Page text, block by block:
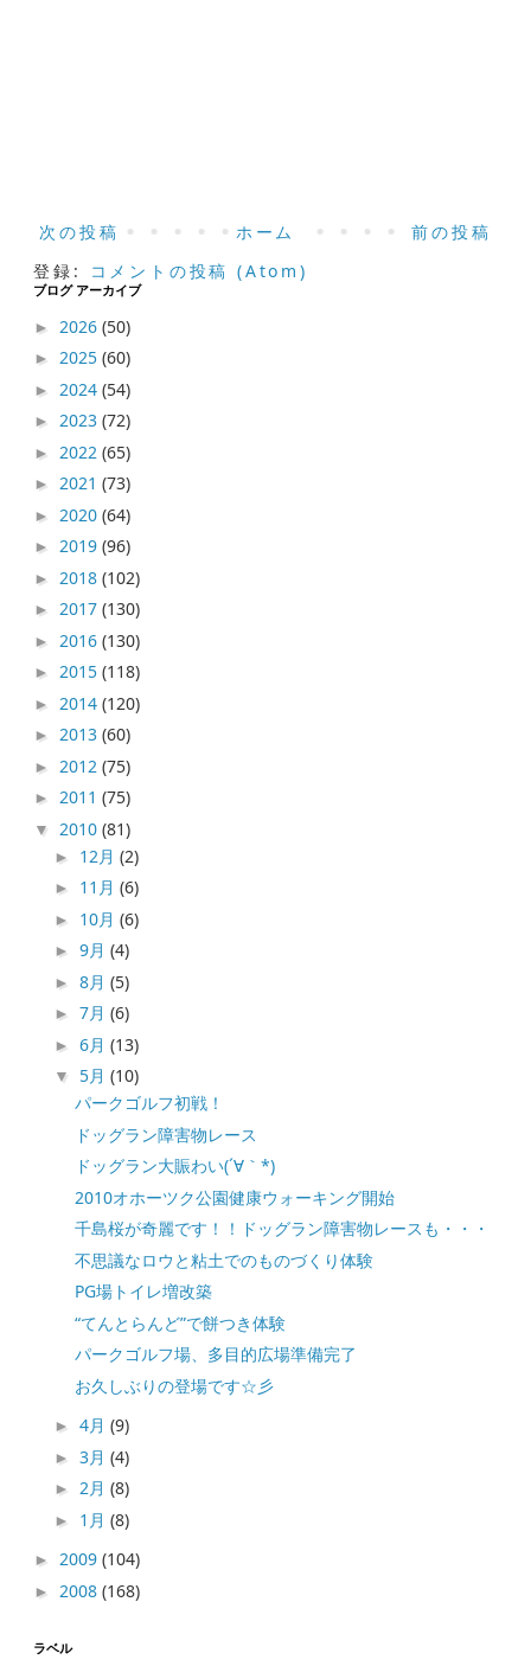
次の投稿 前の投稿
ホーム
登録:
コメントの投稿 (Atom)
ブログ アーカイブ
► 2026(50)
►2025(60)
► 2024(54)
►2023(72)
► 2022(65)
►2021(73)
► 2020(64)
►2019(96)
► 2018(102)
►2017(130)
► 2016(130)
►2015(118)
► 2014(120)
►2013(60)
► 2012(75)
►2011(75)
▼ 2010(81)
► 12月(2)
► 11月(6)
► 10月(6)
►9月(4)
►8月(5)
►7月(6)
►6月(13)
▼ 5月(10)
パークゴルフ初戦！
ドッグラン障害物レース
ドッグラン大賑わい(´∀｀*)
2010オホーツク公園健康ウォーキング開始
千島桜が奇麗です！！ドッグラン障害物レースも・・・
不思議なロウと粘土でのものづくり体験
PG場トイレ増改築
“てんとらんど”で餅つき体験
パークゴルフ場、多目的広場準備完了
お久しぶりの登場です☆彡
►4月(9)
►3月(4)
►2月(8)
► 1月(8)
►2009(104)
► 2008(168)
ラベル